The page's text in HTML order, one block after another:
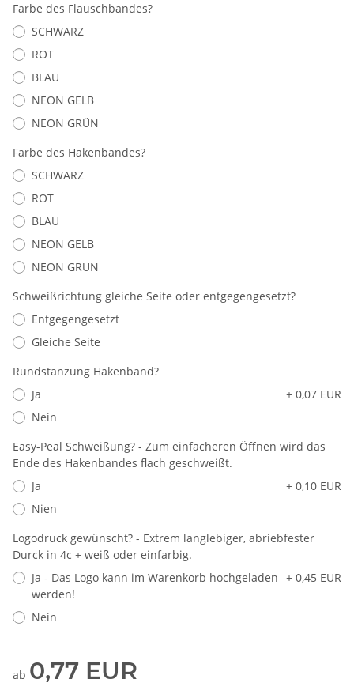
Farbe des Flauschbandes?
SCHWARZ
ROT
BLAU
NEON GELB
NEON GRÜN
Farbe des Hakenbandes?
SCHWARZ
ROT
BLAU
NEON GELB
NEON GRÜN
Schweißrichtung gleiche Seite oder entgegengesetzt?
Entgegengesetzt
Gleiche Seite
Rundstanzung Hakenband?
Ja
+ 0,07 EUR
Nein
Easy-Peal Schweißung? - Zum einfacheren Öffnen wird das
Ende des Hakenbandes flach geschweißt.
Ja
+ 0,10 EUR
Nien
Logodruck gewünscht? - Extrem langlebiger, abriebfester
Durck in 4c + weiß oder einfarbig.
Ja - Das Logo kann im Warenkorb hochgeladen
werden!
+ 0,45 EUR
Nein
ab 0,77 EUR